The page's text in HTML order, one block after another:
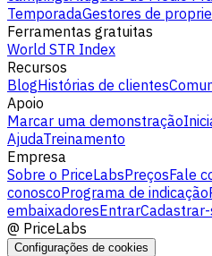
TemporadaGestores de
Ferramentas gratuitas
World STR Index
Recursos
BlogHistórias de clientes
Apoio
Marcar uma demonstração
AjudaTreinamento
Empresa
Sobre o PriceLabsPreçosFale
conoscoPrograma de indicação
embaixadoresEntrar
@ PriceLabs
Configurações de cookies